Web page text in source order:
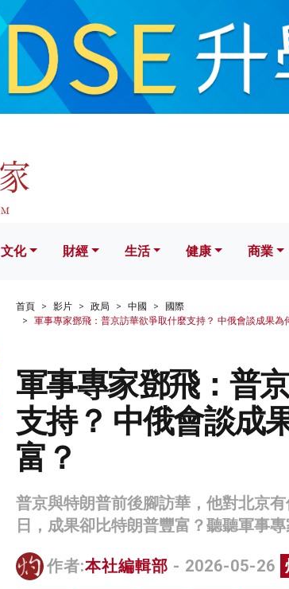
財經 生活 健康
文化 財經 生活 健康 商業
首頁 影片 政局 中國
國際
軍事專家鄧飛：普京訪華欲爭取什麼支持？ 中俄會談成果為
軍事專家鄧飛：普
支持？ 中俄會談成
富？
普京與特朗普前後腳訪華，他對北京
日，成果卻比特朗普豐富？聽聽軍事
作者:本社編輯部 - 2026-05-26